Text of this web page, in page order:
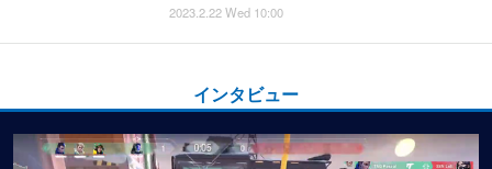
2023.2.22 Wed 10:00
インタビュー